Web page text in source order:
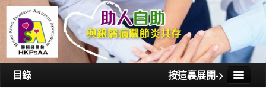
目錄 按這裏展開->